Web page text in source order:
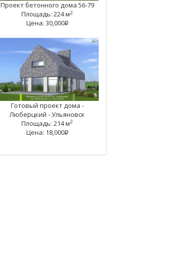
Проект бетонного дома 56-79
Площадь: 224 м2
Цена: 30,000q
Готовый проект дома -
Люберцкий - Ульяновск
Площадь: 214 м2
Цена: 18,000q